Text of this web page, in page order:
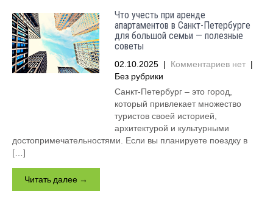
Что учесть при аренде
апартаментов в Санкт-Петербурге
для большой семьи — полезные
советы
02.10.2025 | Комментариев нет |
Без рубрики
Санкт-Петербург – это город,
который привлекает множество
туристов своей историей,
архитектурой и культурными
достопримечательностями. Если вы планируете поездку в
[…]
Читать далее →